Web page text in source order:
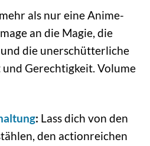
als nur eine Anime-
an die Magie, die
die unerschütterliche
Gerechtigkeit. Volume
: Lass dich von den
den actionreichen